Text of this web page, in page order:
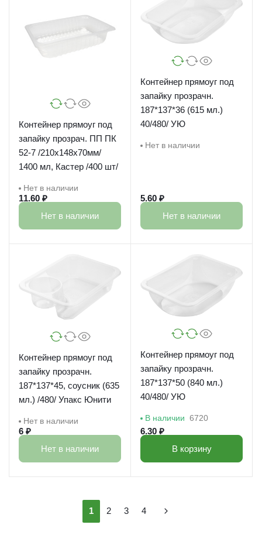
Контейнер прямоуг под
запайку прозрач. ПП ПК
52-7 /210х148х70мм/
1400 мл, Кастер /400 шт/
Нет в наличии
11.60 ₽
Нет в наличии
Контейнер прямоуг под
запайку прозрачн.
187*137*36 (615 мл.)
40/480/ УЮ
Нет в наличии
5.60 ₽
Нет в наличии
Контейнер прямоуг под
запайку прозрачн.
187*137*45, соусник (635
мл.) /480/ Упакс Юнити
Нет в наличии
6 ₽
Нет в наличии
Контейнер прямоуг под
запайку прозрачн.
187*137*50 (840 мл.)
40/480/ УЮ
В наличии 6720
6.30 ₽
В корзину
1 2 3 4